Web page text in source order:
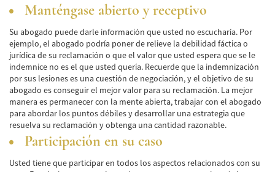
Seat Belt Failure
Side Impact Collisions
T-Bone Accident
What to Do After an Accident
Catastrophic Injury
Auto Accidents
Airplane Accident Attorney
Manténgase abierto y receptivo
Su abogado puede darle información que usted no escucharía. Por
ejemplo, el abogado podría poner de relieve la debilidad fáctica o
jurídica de su reclamación o que el valor que usted espera que se le
indemnice no es el que usted quería. Recuerde que la indemnización
por sus lesiones es una cuestión de negociación, y el objetivo de su
abogado es conseguir el mejor valor para su reclamación. La mejor
manera es permanecer con la mente abierta, trabajar con el abogado
para abordar los puntos débiles y desarrollar una estrategia que
resuelva su reclamación y obtenga una cantidad razonable.
Participación en su caso
Usted tiene que participar en todos los aspectos relacionados con su